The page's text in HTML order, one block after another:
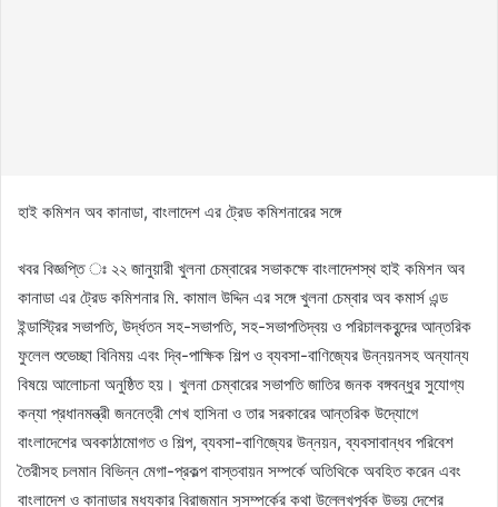
হাই কমিশন অব কানাডা, বাংলাদেশ এর ট্রেড কমিশনারের সঙ্গে
খবর বিজ্ঞপ্তি ঃ ২২ জানুয়ারী খুলনা চেম্বারের সভাকক্ষে বাংলাদেশস্থ হাই কমিশন অব
কানাডা এর ট্রেড কমিশনার মি. কামাল উদ্দিন এর সঙ্গে খুলনা চেম্বার অব কমার্স এন্ড
ইন্ডাস্ট্রির সভাপতি, উর্দ্ধতন সহ-সভাপতি, সহ-সভাপতিদ্বয় ও পরিচালকবৃন্দের আন্তরিক
ফুলেল শুভেচ্ছা বিনিময় এবং দ্বি-পাক্ষিক শিল্প ও ব্যবসা-বাণিজ্যের উন্নয়নসহ অন্যান্য
বিষয়ে আলোচনা অনুষ্ঠিত হয়। খুলনা চেম্বারের সভাপতি জাতির জনক বঙ্গবন্ধুর সুযোগ্য
কন্যা প্রধানমন্ত্রী জননেত্রী শেখ হাসিনা ও তার সরকারের আন্তরিক উদ্যোগে
বাংলাদেশের অবকাঠামোগত ও শিল্প, ব্যবসা-বাণিজ্যের উন্নয়ন, ব্যবসাবান্ধব পরিবেশ
তৈরীসহ চলমান বিভিন্ন মেগা-প্রকল্প বাস্তবায়ন সম্পর্কে অতিথিকে অবহিত করেন এবং
বাংলাদেশ ও কানাডার মধ্যকার বিরাজমান সুসম্পর্কের কথা উল্লেখপূর্বক উভয় দেশের